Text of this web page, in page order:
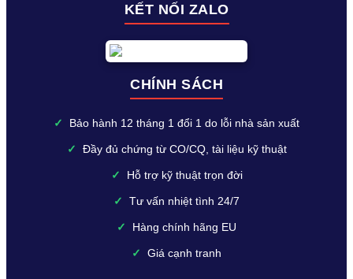
KẾT NỐI ZALO
CHÍNH SÁCH
✓ Bảo hành 12 tháng 1 đổi 1 do lỗi nhà sản xuất
✓ Đầy đủ chứng từ CO/CQ, tài liệu kỹ thuật
✓ Hỗ trợ kỹ thuật trọn đời
✓ Tư vấn nhiệt tình 24/7
✓ Hàng chính hãng EU
✓ Giá cạnh tranh